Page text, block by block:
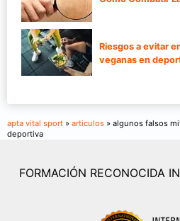
Riesgos a evitar
veganas en
apta vital sport » articulos » algunos falsos
deportiva
FORMACIÓN RECONOCIDA